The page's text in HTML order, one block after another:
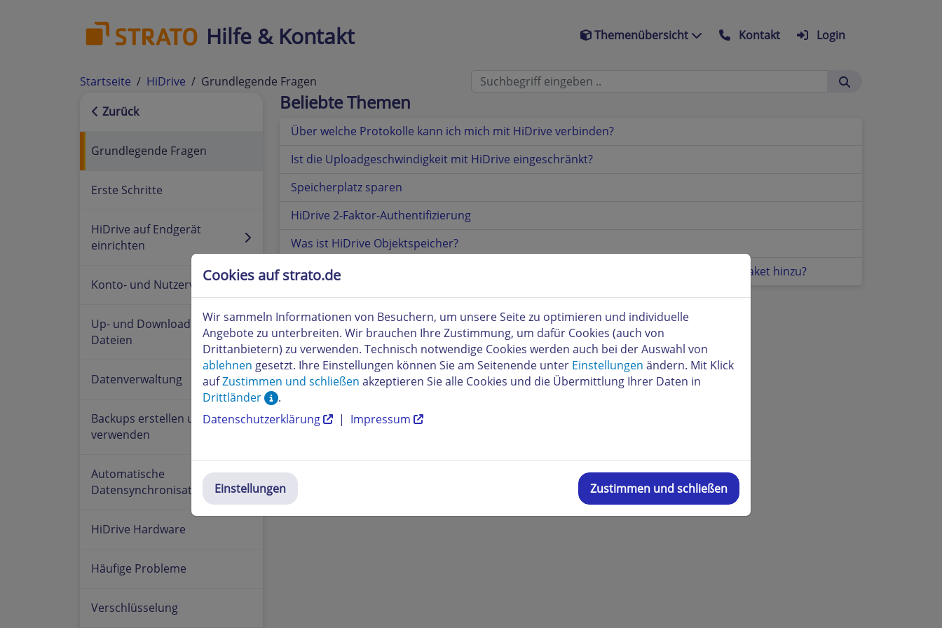
Hilfe & Kontakt Themenübersicht Kontakt Login
Startseite HiDrive
Grundlegende Fragen
Zurück
Grundlegende Fragen
Erste Schritte
HiDrive auf Endgerät
einrichten
Konto- und Nutzerverwaltung
Up- und Download von
Dateien
Datenverwaltung
Backups erstellen und
verwenden
Automatische
Datensynchronisation
HiDrive Hardware
Häufige Probleme
Verschlüsselung
Beliebte Themen
Über welche Protokolle kann ich mich mit HiDrive verbinden?
Ist die Uploadgeschwindigkeit mit HiDrive eingeschränkt?
Speicherplatz sparen
HiDrive 2-Faktor-Authentifizierung
Was ist HiDrive Objektspeicher?
Was ist eine Ende-zu-Ende-Verschlüsselung und wie buche ich sie zu meinem HiDrive Paket hinzu?
Cookies auf strato.de
Wir sammeln Informationen von Besuchern, um unsere Seite zu optimieren und individuelle
Angebote zu unterbreiten. Wir brauchen Ihre Zustimmung, um dafür Cookies (auch von
Drittanbietern) zu verwenden. Technisch notwendige Cookies werden auch bei der Auswahl von
ablehnen gesetzt. Ihre Einstellungen können Sie am Seitenende unter Einstellungen ändern. Mit Klick
aufZustimmen und schließen akzeptieren Sie alle Cookies und die Übermittlung Ihrer Daten in
Drittländer
.
Datenschutzerklärung
| Impressum
Einstellungen Zustimmen und schließen